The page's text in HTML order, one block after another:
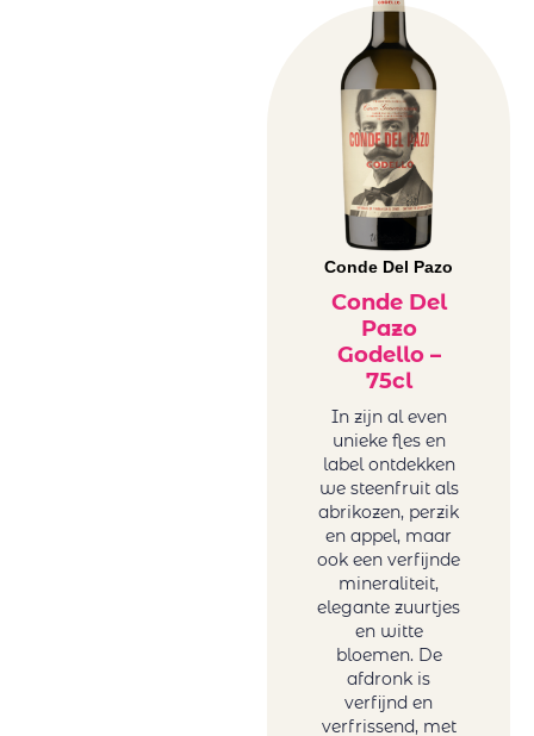
Conde Del Pazo
Conde Del
Pazo
Godello –
75cl
In zijn al even
unieke fles en
label ontdekken
we steenfruit als
abrikozen, perzik
en appel, maar
ook een verfijnde
mineraliteit,
elegante zuurtjes
en witte
bloemen. De
afdronk is
verfijnd en
verfrissend, met